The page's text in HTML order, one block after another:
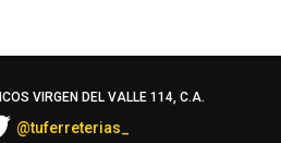
VIRGEN DEL VALLE 114, C.A.
@tuferreterias_